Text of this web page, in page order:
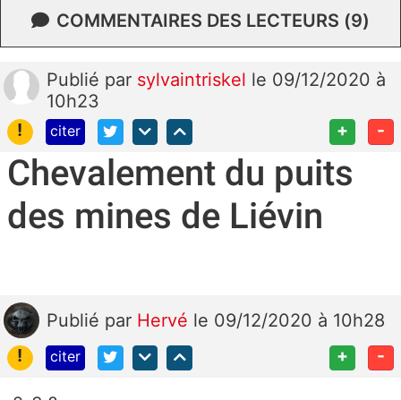
COMMENTAIRES DES LECTEURS (9)
Publié par sylvaintriskel le 09/12/2020 à
10h23
!
citer + -
Chevalement du puits
des mines de Liévin
Publié par Hervé le 09/12/2020 à 10h28
!
citer + -